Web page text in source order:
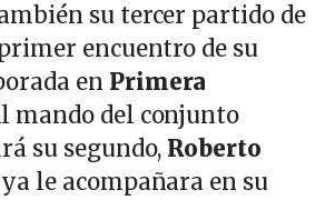
su tercer partido de
encuentro de su
en Primera
mando del conjunto
su segundo, Roberto
le acompañara en su